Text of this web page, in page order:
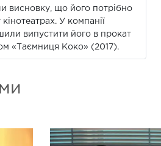
висновку, що його потрібно
У компанії
випустити його в прокат
«Таємниця Коко» (2017).